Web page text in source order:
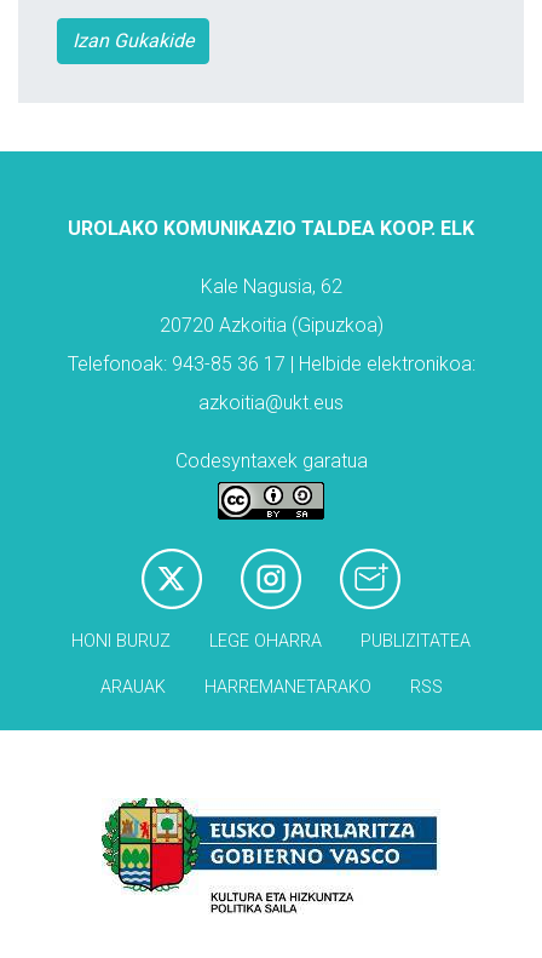
Izan Gukakide
UROLAKO KOMUNIKAZIO TALDEA KOOP. ELK
Kale Nagusia, 62
20720 Azkoitia (Gipuzkoa)
Telefonoak: 943-85 36 17 | Helbide elektronikoa:
azkoitia@ukt.eus
Codesyntaxek garatua
HONI BURUZ LEGE OHARRA PUBLIZITATEA
ARAUAK HARREMANETARAKO RSS